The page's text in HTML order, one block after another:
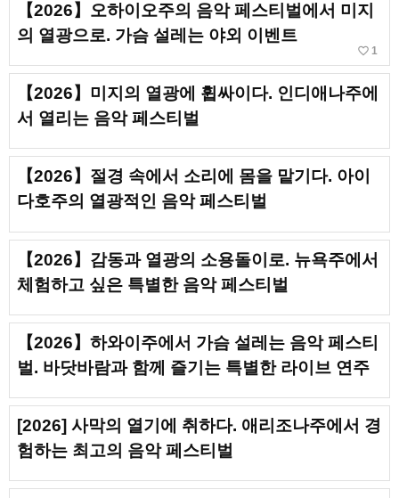
【2026】오하이오주의 음악 페스티벌에서 미지
의 열광으로. 가슴 설레는 야외 이벤트
favorite_border 1
【2026】미지의 열광에 휩싸이다. 인디애나주에
서 열리는 음악 페스티벌
【2026】절경 속에서 소리에 몸을 맡기다. 아이
다호주의 열광적인 음악 페스티벌
【2026】감동과 열광의 소용돌이로. 뉴욕주에서
체험하고 싶은 특별한 음악 페스티벌
【2026】하와이주에서 가슴 설레는 음악 페스티
벌. 바닷바람과 함께 즐기는 특별한 라이브 연주
[2026] 사막의 열기에 취하다. 애리조나주에서 경
험하는 최고의 음악 페스티벌